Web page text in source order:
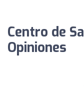
Centro de
Opiniones